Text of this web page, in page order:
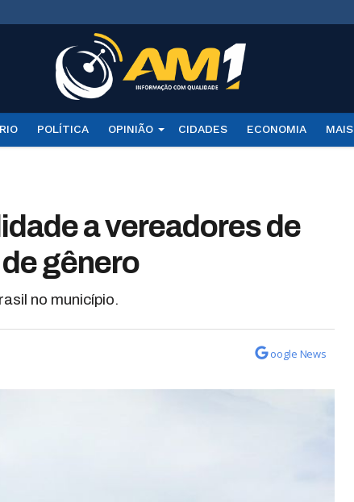
POLÍTICA OPINIÃO CIDADES ECONOMIA MAIS
a vereadores de
gênero
no município.
oogle News